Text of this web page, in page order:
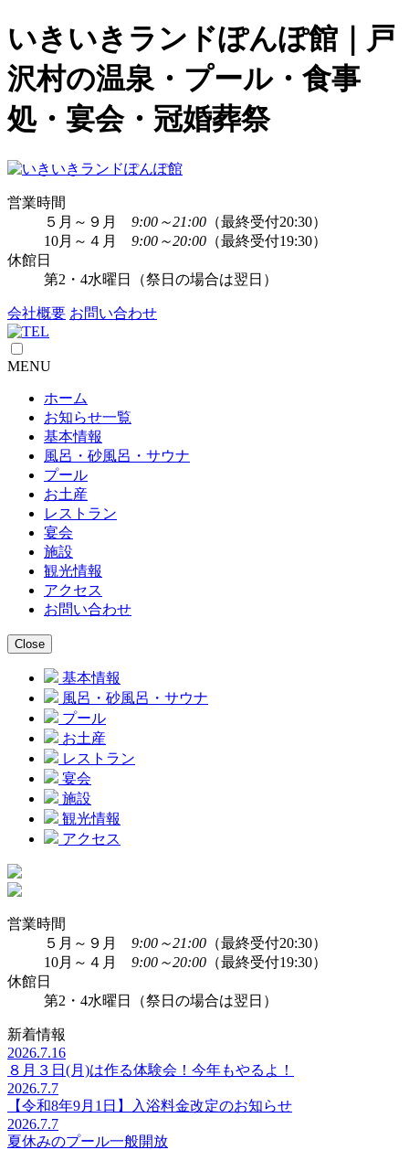
いきいきランドぽんぽ館｜戸
沢村の温泉・プール・食事
処・宴会・冠婚葬祭
営業時間
５月～９月 9:00～21:00 （最終受付20:30）
10月～４月 9:00～20:00 （最終受付19:30）
休館日
第2・4水曜日（祭日の場合は翌日）
会社概要 お問い合わせ
MENU
ホーム
お知らせ一覧
基本情報
風呂・砂風呂・サウナ
プール
お土産
レストラン
宴会
施設
観光情報
アクセス
お問い合わせ
基本情報
風呂・砂風呂・サウナ
プール
お土産
レストラン
宴会
施設
観光情報
アクセス
営業時間
５月～９月 9:00～21:00 （最終受付20:30）
10月～４月 9:00～20:00 （最終受付19:30）
休館日
第2・4水曜日（祭日の場合は翌日）
新着情報
2026.7.16
８月３日(月)は作る体験会！今年もやるよ！
2026.7.7
【令和8年9月1日】入浴料金改定のお知らせ
2026.7.7
夏休みのプール一般開放